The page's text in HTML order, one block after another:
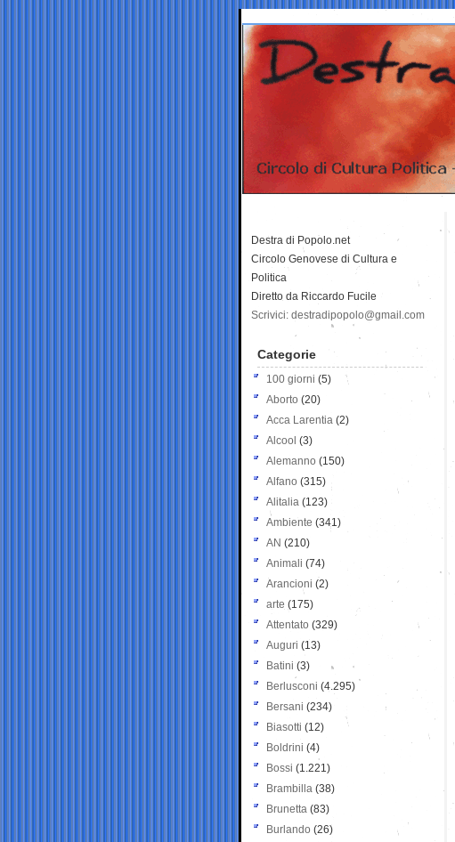
Destra di Popolo.net
Circolo Genovese di Cultura e
Politica
Diretto da Riccardo Fucile
Scrivici: destradipopolo@gmail.com
Categorie
100 giorni (5)
Aborto (20)
Acca Larentia (2)
Alcool (3)
Alemanno (150)
Alfano (315)
Alitalia (123)
Ambiente (341)
AN (210)
Animali (74)
Arancioni (2)
arte (175)
Attentato (329)
Auguri (13)
Batini (3)
Berlusconi (4.295)
Bersani (234)
Biasotti (12)
Boldrini (4)
Bossi (1.221)
Brambilla (38)
Brunetta (83)
Burlando (26)